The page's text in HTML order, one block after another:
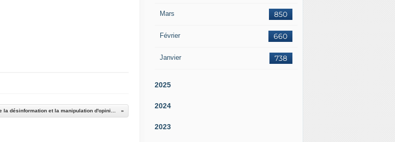
Mars 850
Février 660
Janvier 738
2025
2024
2023